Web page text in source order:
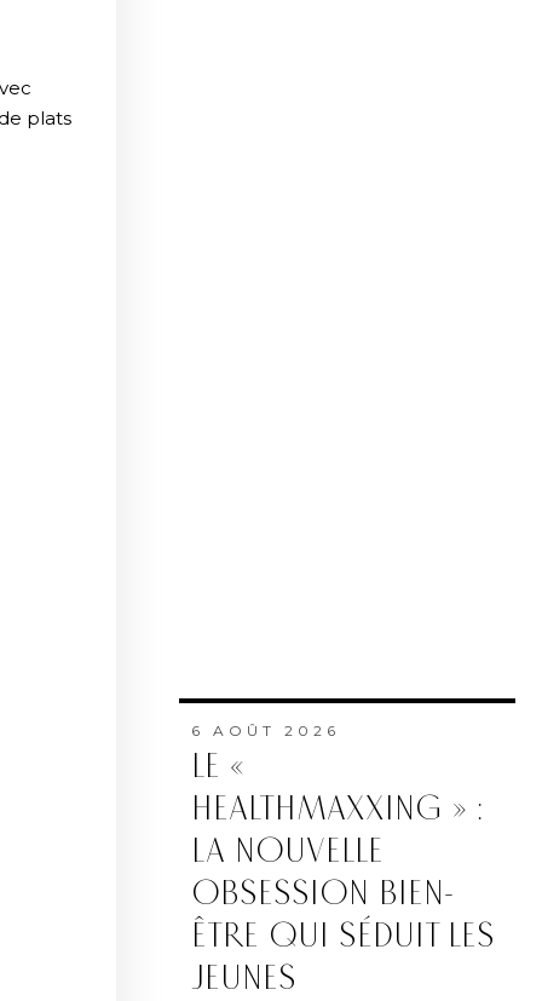
plats
6 AOÛT 2026
LE «
HEALTHMAXXING » :
LA NOUVELLE
OBSESSION BIEN-
ÊTRE QUI SÉDUIT LES
JEUNES